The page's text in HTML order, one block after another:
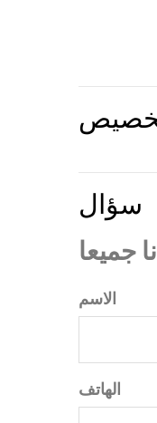
سؤال
الاسم
الهاتف